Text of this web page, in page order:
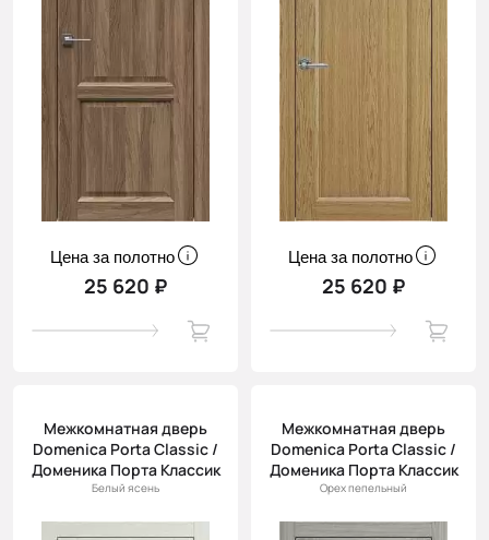
Цена за полотно
25 620 ₽
Цена за полотно
25 620 ₽
Межкомнатная дверь
Domenica Porta Classic /
Доменика Порта Классик
Белый ясень
Межкомнатная дверь
Domenica Porta Classic /
Доменика Порта Классик
Орех пепельный